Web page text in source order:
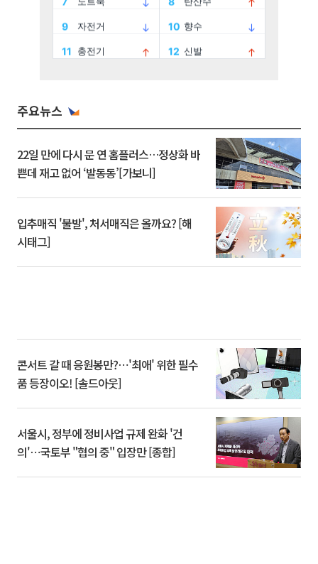
주요뉴스
22일 만에 다시 문 연 홈플러스…정상화 바
쁜데 재고 없어 ‘발동동’[가보니]
입추매직 '불발', 처서매직은 올까요? [해
시태그]
콘서트 갈 때 응원봉만?⋯'최애' 위한 필수
품 등장이오! [솔드아웃]
서울시, 정부에 정비사업 규제 완화 '건
의'⋯국토부 "협의 중" 입장만 [종합]